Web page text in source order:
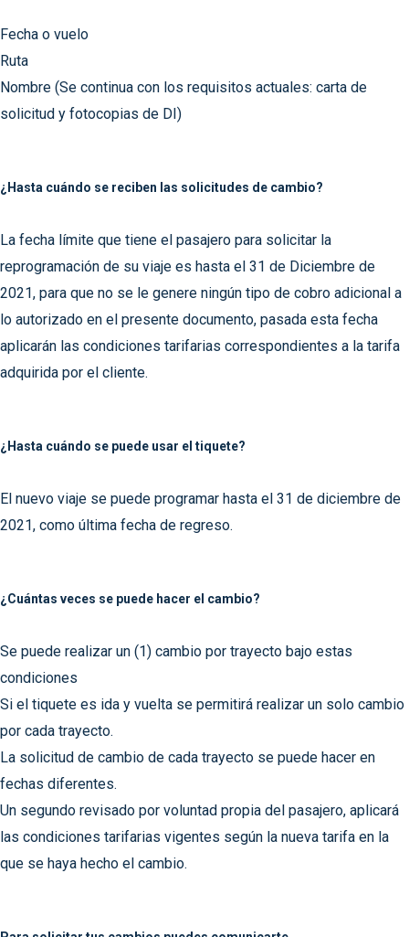
Fecha o vuelo
Ruta
Nombre (Se continua con los requisitos actuales: carta de
solicitud y fotocopias de DI)
¿Hasta cuándo se reciben las solicitudes de cambio?
La fecha límite que tiene el pasajero para solicitar la
reprogramación de su viaje es hasta el 31 de Diciembre de
2021, para que no se le genere ningún tipo de cobro adicional a
lo autorizado en el presente documento, pasada esta fecha
aplicarán las condiciones tarifarias correspondientes a la tarifa
adquirida por el cliente.
¿Hasta cuándo se puede usar el tiquete?
El nuevo viaje se puede programar hasta el 31 de diciembre de
2021, como última fecha de regreso.
¿Cuántas veces se puede hacer el cambio?
Se puede realizar un (1) cambio por trayecto bajo estas
condiciones
Si el tiquete es ida y vuelta se permitirá realizar un solo cambio
por cada trayecto.
La solicitud de cambio de cada trayecto se puede hacer en
fechas diferentes.
Un segundo revisado por voluntad propia del pasajero, aplicará
las condiciones tarifarias vigentes según la nueva tarifa en la
que se haya hecho el cambio.